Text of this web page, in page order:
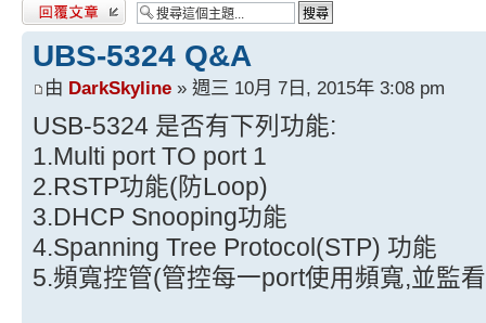
發表回覆
UBS-5324 Q&A
由 DarkSkyline » 週三 10月 7日, 2015年 3:08 pm
USB-5324 是否有下列功能:
1.Multi port TO port 1
2.RSTP功能(防Loop)
3.DHCP Snooping功能
4.Spanning Tree Protocol(STP) 功能
5.頻寬控管(管控每一port使用頻寬,並監